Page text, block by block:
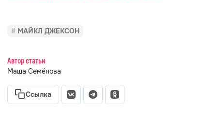
МАЙКЛ ДЖЕКСОН
Автор статьи
Маша Семёнова
Ссылка